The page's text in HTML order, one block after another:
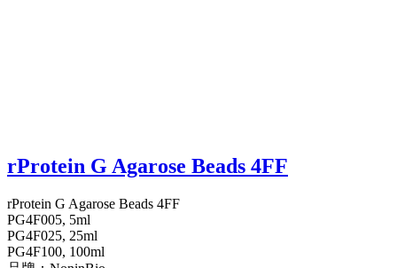
rProtein G Agarose Beads 4FF
rProtein G Agarose Beads 4FF
PG4F005, 5ml
PG4F025, 25ml
PG4F100, 100ml